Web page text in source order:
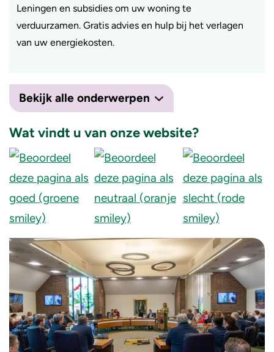
Leningen en subsidies om uw woning te
verduurzamen. Gratis advies en hulp bij het verlagen
van uw energiekosten.
Bekijk alle onderwerpen
Wat vindt u van onze website?